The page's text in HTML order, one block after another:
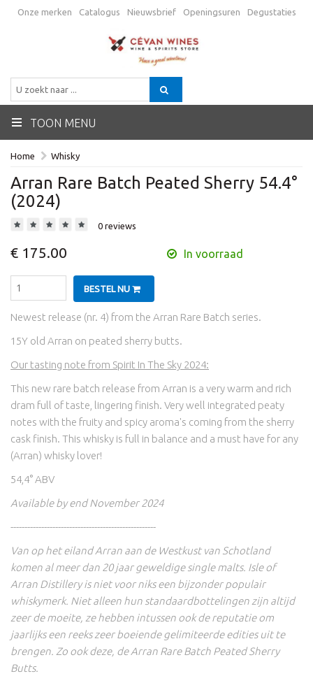
Onze merken Catalogus Nieuwsbrief Openingsuren Degustaties
Algemene voorwaarden
TOON MENU
Home Whisky
Arran Rare Batch Peated Sherry 54.4°
(2024)
0 reviews
€ 175.00 In voorraad
BESTEL NU
Newest release (nr. 4) from the Arran Rare Batch series.
15Y old Arran on peated sherry butts.
Our tasting note from Spirit In The Sky 2024:
This new rare batch release from Arran is a very warm and rich
dram full of taste, lingering finish. Very well integrated peaty
notes with the fruity and spicy aroma's coming from the sherry
cask finish. This whisky is full in balance and a must have for any
(Arran) whisky lover!
54,4° ABV
Available by end November 2024
----------------------------------------------------
Van op het eiland Arran aan de Westkust van Schotland
komen al meer dan 20 jaar geweldige single malts. Isle of
Arran Distillery is niet voor niks een bijzonder populair
whiskymerk. Niet alleen hun standaardbottelingen zijn altijd
zeer de moeite, ze hebben intussen ook de reputatie om
jaarlijks een reeks zeer boeiende gelimiteerde edities uit te
brengen. Zo ook deze, de Arran Rare Batch Peated Sherry
Butts.